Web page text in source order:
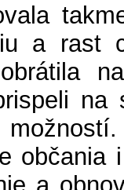
a rast
na
občania